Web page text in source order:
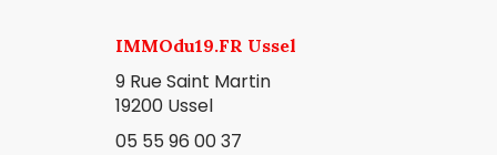
IMMOdu19.FR Ussel
9 Rue Saint Martin
19200 Ussel
05 55 96 00 37